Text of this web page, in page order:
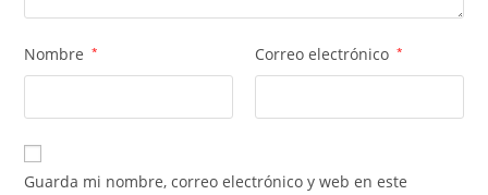
Nombre * Correo electrónico *
Guarda mi nombre, correo electrónico y web en este